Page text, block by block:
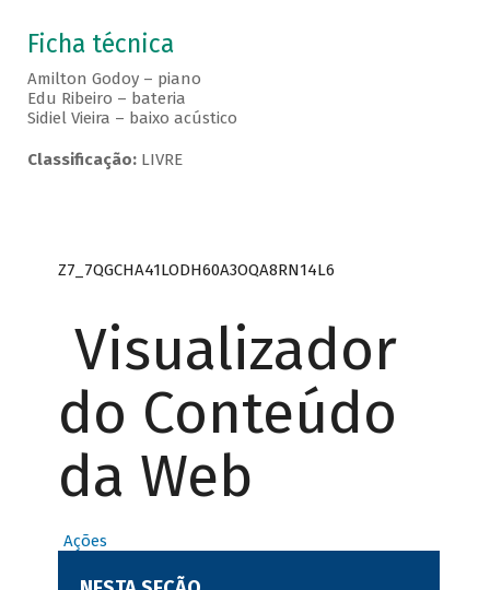
Ficha técnica
Amilton Godoy – piano
Edu Ribeiro – bateria
Sidiel Vieira – baixo acústico
Classificação:LIVRE
Z7_7QGCHA41LODH60A3OQA8RN14L6
Visualizador
do Conteúdo
da Web
Ações